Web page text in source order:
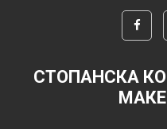
СТОПАНСКА